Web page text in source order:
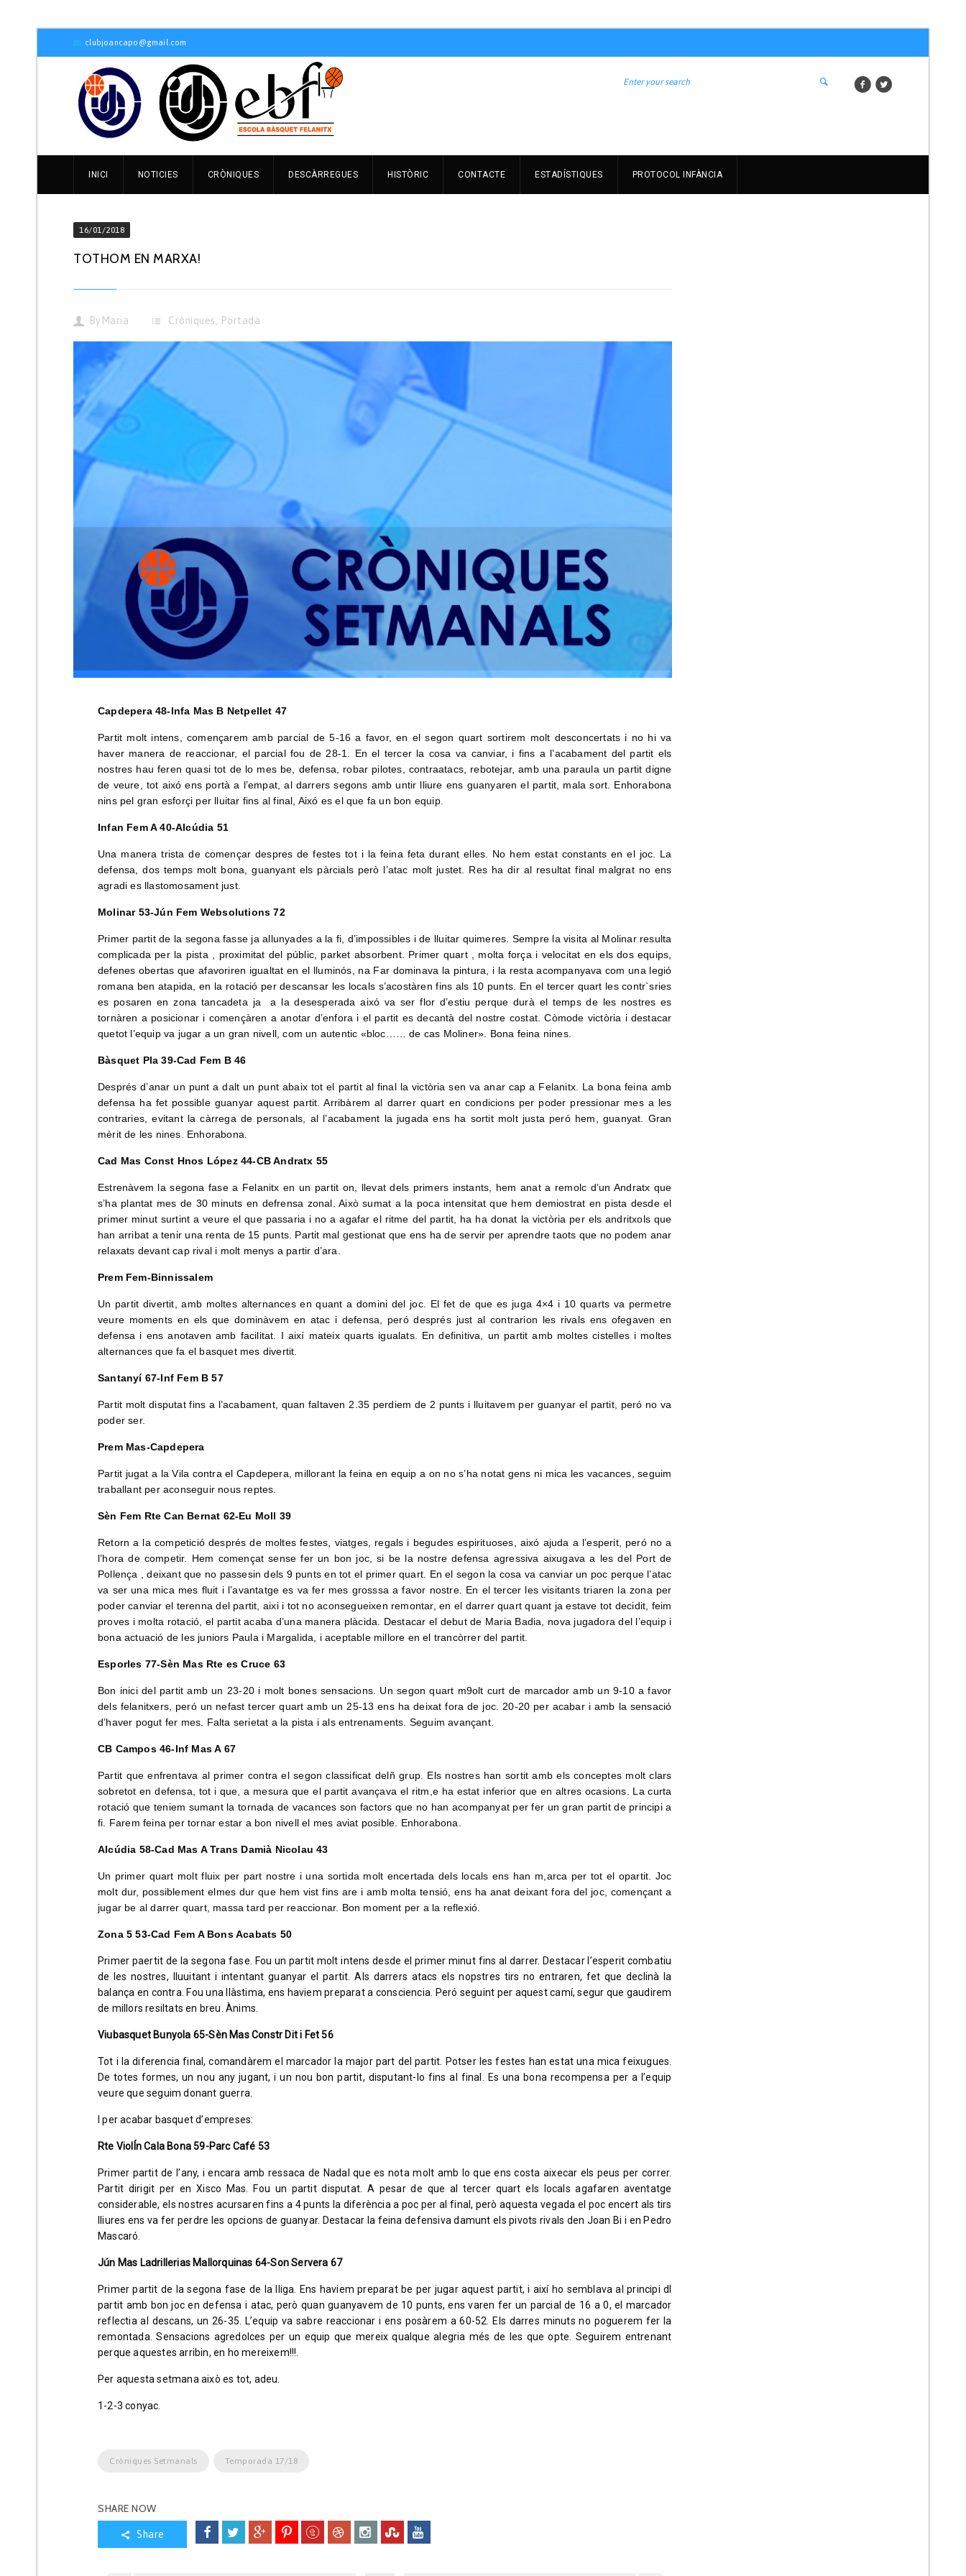
clubjoancapo@gmail.com
INICI NOTICIES CRÒNIQUES DESCÀRREGUES HISTÒRIC CONTACTE ESTADÍSTIQUES PROTOCOL INFÀNCIA
16/01/2018
TOTHOM EN MARXA!
By Maria Cròniques Portada
Capdepera 48-Infa Mas B Netpellet 47
Partit molt intens, començarem amb parcial de 5-16 a favor, en el segon quart sortirem molt desconcertats i no hi va
haver manera de reaccionar, el parcial fou de 28-1. En el tercer la cosa va canviar, i fins a l’acabament del partit els
nostres hau feren quasi tot de lo mes be, defensa, robar pilotes, contraatacs, rebotejar, amb una paraula un partit digne
de veure, tot aixó ens portà a l’empat, al darrers segons amb untir lliure ens guanyaren el partit, mala sort. Enhorabona
nins pel gran esforçi per lluitar fins al final, Aixó es el que fa un bon equip.
Infan Fem A 40-Alcúdia 51
Una manera trista de començar despres de festes tot i la feina feta durant elles. No hem estat constants en el joc. La
defensa, dos temps molt bona, guanyant els pàrcials però l’atac molt justet. Res ha dir al resultat final malgrat no ens
agradi es llastomosament just.
Molinar 53-Jún Fem Websolutions 72
Primer partit de la segona fasse ja allunyades a la fi, d’impossibles i de lluitar quimeres. Sempre la visita al Molinar resulta
complicada per la pista , proximitat del públic, parket absorbent. Primer quart , molta força i velocitat en els dos equips,
defenes obertas que afavoriren igualtat en el lluminós, na Far dominava la pintura, i la resta acompanyava com una legió
romana ben atapida, en la rotació per descansar les locals s’acostàren fins als 10 punts. En el tercer quart les contr`sries
es posaren en zona tancadeta ja a la desesperada aixó va ser flor d’estiu perque durà el temps de les nostres es
tornàren a posicionar i començàren a anotar d’enfora i el partit es decantà del nostre costat. Còmode victòria i destacar
quetot l’equip va jugar a un gran nivell, com un autentic «bloc…… de cas Moliner». Bona feina nines.
Bàsquet Pla 39-Cad Fem B 46
Després d’anar un punt a dalt un punt abaix tot el partit al final la victòria sen va anar cap a Felanitx. La bona feina amb
defensa ha fet possible guanyar aquest partit. Arribàrem al darrer quart en condicions per poder pressionar mes a les
contraries, evitant la càrrega de personals, al l’acabament la jugada ens ha sortit molt justa peró hem, guanyat. Gran
mèrit de les nines. Enhorabona.
Cad Mas Const Hnos López 44-CB Andratx 55
Estrenàvem la segona fase a Felanitx en un partit on, llevat dels primers instants, hem anat a remolc d’un Andratx que
s’ha plantat mes de 30 minuts en defrensa zonal. Això sumat a la poca intensitat que hem demiostrat en pista desde el
primer minut surtint a veure el que passaria i no a agafar el ritme del partit, ha ha donat la victòria per els andritxols que
han arribat a tenir una renta de 15 punts. Partit mal gestionat que ens ha de servir per aprendre taots que no podem anar
relaxats devant cap rival i molt menys a partir d’ara.
Prem Fem-Binnissalem
Un partit divertit, amb moltes alternances en quant a domini del joc. El fet de que es juga 4×4 i 10 quarts va permetre
veure moments en els que dominàvem en atac i defensa, peró després just al contrarion les rivals ens ofegaven en
defensa i ens anotaven amb facilitat. I així mateix quarts igualats. En definitiva, un partit amb moltes cistelles i moltes
alternances que fa el basquet mes divertit.
Santanyí 67-Inf Fem B 57
Partit molt disputat fins a l’acabament, quan faltaven 2.35 perdiem de 2 punts i lluitavem per guanyar el partit, peró no va
poder ser.
Prem Mas-Capdepera
Partit jugat a la Vila contra el Capdepera, millorant la feina en equip a on no s’ha notat gens ni mica les vacances, seguim
traballant per aconseguir nous reptes.
Sèn Fem Rte Can Bernat 62-Eu Moll 39
Retorn a la competició després de moltes festes, viatges, regals i begudes espirituoses, aixó ajuda a l’esperit, peró no a
l’hora de competir. Hem començat sense fer un bon joc, si be la nostre defensa agressiva aixugava a les del Port de
Pollença , deixant que no passesin dels 9 punts en tot el primer quart. En el segon la cosa va canviar un poc perque l’atac
va ser una mica mes fluit i l’avantatge es va fer mes grosssa a favor nostre. En el tercer les visitants triaren la zona per
poder canviar el terenna del partit, aixi i tot no aconsegueixen remontar, en el darrer quart quant ja estave tot decidit, feim
proves i molta rotació, el partit acaba d’una manera plàcida. Destacar el debut de Maria Badia, nova jugadora del l’equip i
bona actuació de les juniors Paula i Margalida, i aceptable millore en el trancòrrer del partit.
Esporles 77-Sèn Mas Rte es Cruce 63
Bon inici del partit amb un 23-20 i molt bones sensacions. Un segon quart m9olt curt de marcador amb un 9-10 a favor
dels felanitxers, peró un nefast tercer quart amb un 25-13 ens ha deixat fora de joc. 20-20 per acabar i amb la sensació
d’haver pogut fer mes. Falta serietat a la pista i als entrenaments. Seguim avançant.
CB Campos 46-Inf Mas A 67
Partit que enfrentava al primer contra el segon classificat delñ grup. Els nostres han sortit amb els conceptes molt clars
sobretot en defensa, tot i que, a mesura que el partit avançava el ritm,e ha estat inferior que en altres ocasions. La curta
rotació que teniem sumant la tornada de vacances son factors que no han acompanyat per fer un gran partit de principi a
fi. Farem feina per tornar estar a bon nivell el mes aviat posible. Enhorabona.
Alcúdia 58-Cad Mas A Trans Damià Nicolau 43
Un primer quart molt fluix per part nostre i una sortida molt encertada dels locals ens han m,arca per tot el opartit. Joc
molt dur, possiblement elmes dur que hem vist fins are i amb molta tensió, ens ha anat deixant fora del joc, començant a
jugar be al darrer quart, massa tard per reaccionar. Bon moment per a la reflexió.
Zona 5 53-Cad Fem A Bons Acabats 50
Primer paertit de la segona fase. Fou un partit molt intens desde el primer minut fins al darrer. Destacar l’esperit combatiu
de les nostres, lluuitant i intentant guanyar el partit. Als darrers atacs els nopstres tirs no entraren, fet que declinà la
balança en contra. Fou una llàstima, ens haviem preparat a consciencia. Peró seguint per aquest camí, segur que gaudirem
de millors resiltats en breu. Ànims.
Viubasquet Bunyola 65-Sèn Mas Constr Dit i Fet 56
Tot i la diferencia final, comandàrem el marcador la major part del partit. Potser les festes han estat una mica feixugues.
De totes formes, un nou any jugant, i un nou bon partit, disputant-lo fins al final. Es una bona recompensa per a l’equip
veure que seguim donant guerra.
I per acabar basquet d’empreses:
Rte ViolÍn Cala Bona 59-Parc Café 53
Primer partit de l’any, i encara amb ressaca de Nadal que es nota molt amb lo que ens costa aixecar els peus per correr.
Partit dirigit per en Xisco Mas. Fou un partit disputat. A pesar de que al tercer quart els locals agafaren aventatge
considerable, els nostres acursaren fins a 4 punts la diferència a poc per al final, però aquesta vegada el poc encert als tirs
lliures ens va fer perdre les opcions de guanyar. Destacar la feina defensiva damunt els pivots rivals den Joan Bi i en Pedro
Mascaró.
Jún Mas Ladrillerias Mallorquinas 64-Son Servera 67
Primer partit de la segona fase de la lliga. Ens haviem preparat be per jugar aquest partit, i així ho semblava al principi dl
partit amb bon joc en defensa i atac, però quan guanyavem de 10 punts, ens varen fer un parcial de 16 a 0, el marcador
reflectia al descans, un 26-35. L’equip va sabre reaccionar i ens posàrem a 60-52. Els darres minuts no poguerem fer la
remontada. Sensacions agredolces per un equip que mereix qualque alegria més de les que opte. Seguirem entrenant
perque aquestes arribin, en ho mereixem!!!.
Per aquesta setmana això es tot, adeu.
1-2-3 conyac.
Cròniques Setmanals Temporada 17/18
SHARE NOW
Share